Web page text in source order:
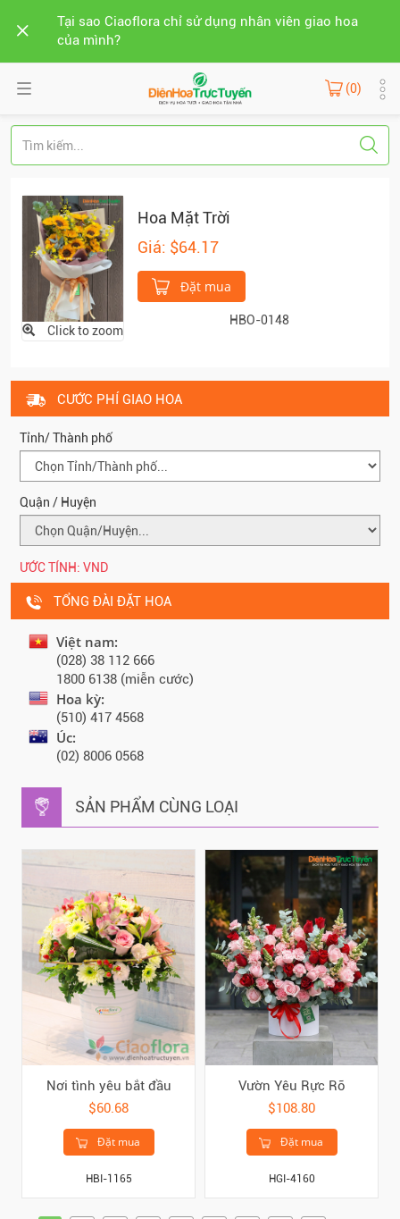
Tại sao Ciaoflora chỉ sử dụng nhân viên giao hoa
của mình?
(0)
Click to zoom
Hoa Mặt Trời
Giá: $64.17
Đặt mua
HBO-0148
CƯỚC PHÍ GIAO HOA
Tỉnh/ Thành phố
Quận / Huyện
ƯỚC TÍNH: VND
TỔNG ĐÀI ĐẶT HOA
Việt nam:
(028) 38 112 666
1800 6138 (miễn cước)
Hoa kỳ:
(510) 417 4568
Úc:
(02) 8006 0568
SẢN PHẨM CÙNG LOẠI
Nơi tình yêu bắt đầu
$60.68
Đặt mua
HBI-1165
Vườn Yêu Rực Rỡ
$108.80
Đặt mua
HGI-4160